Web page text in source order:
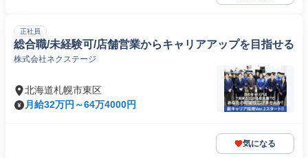
正社員
総合職/未経験可/店舗営業からキャリアアップを目指せる
株式会社ネクステージ
北海道札幌市東区
月給32万円～64万4000円
気になる